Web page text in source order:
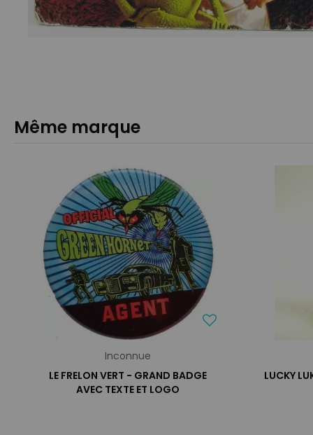
Même marque
Inconnue
LE FRELON VERT - GRAND BADGE
AVEC TEXTE ET LOGO
LUCKY